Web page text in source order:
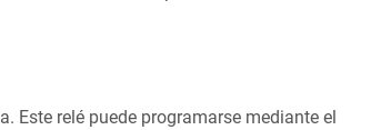
Este relé puede programarse mediante el